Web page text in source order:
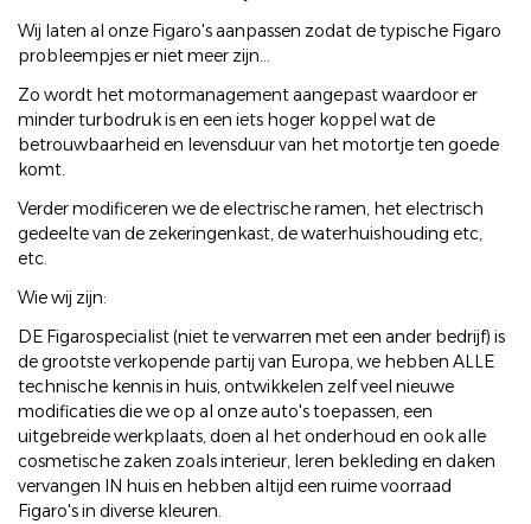
Wij laten al onze Figaro's aanpassen zodat de typische Figaro
probleempjes er niet meer zijn...
Zo wordt het motormanagement aangepast waardoor er
minder turbodruk is en een iets hoger koppel wat de
betrouwbaarheid en levensduur van het motortje ten goede
komt.
Verder modificeren we de electrische ramen, het electrisch
gedeelte van de zekeringenkast, de waterhuishouding etc,
etc.
Wie wij zijn:
DE Figarospecialist (niet te verwarren met een ander bedrijf) is
de grootste verkopende partij van Europa, we hebben ALLE
technische kennis in huis, ontwikkelen zelf veel nieuwe
modificaties die we op al onze auto's toepassen, een
uitgebreide werkplaats, doen al het onderhoud en ook alle
cosmetische zaken zoals interieur, leren bekleding en daken
vervangen IN huis en hebben altijd een ruime voorraad
Figaro's in diverse kleuren.